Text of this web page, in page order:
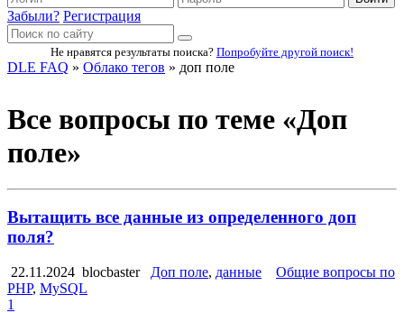
Забыли? Регистрация
Не нравятся результаты поиска? Попробуйте другой поиск!
DLE FAQ » Облако тегов » доп поле
Все вопросы по теме «Доп
поле»
Вытащить все данные из определенного доп
поля?
22.11.2024 blocbaster Доп поле, данные
Общие вопросы по
PHP, MySQL
1